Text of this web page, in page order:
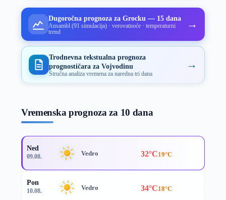
Dugoročna prognoza za Grocku — 15 dana
Ansambl (91 simulacija) · verovatnoće · temperaturni
trend
→
Trodnevna tekstualna prognoza
prognostičara za Vojvodinu
Stručna analiza vremena za naredna tri dana
→
Vremenska prognoza za 10 dana
Ned
09.08. Vedro 32°C19°C
Pon
10.08. Vedro 34°C18°C